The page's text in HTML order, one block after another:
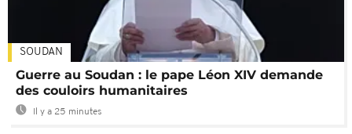
SOUDAN
Guerre au Soudan : le pape Léon XIV demande
des couloirs humanitaires
Il y a 25 minutes